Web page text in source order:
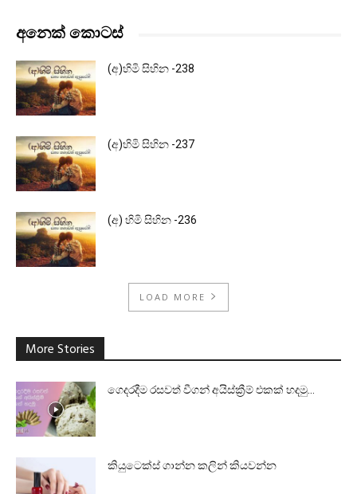
අනෙක් කොටස්
(අ)හිමි සිහින -238
(අ)හිමි සිහින -237
(අ) හිමි සිහින -236
LOAD MORE
More Stories
ගෙදරදීම රසවත් වීගන් අයිස්ක්‍රීම් එකක් හදමු…
කියුටෙක්ස් ගාන්න කලින් කියවන්න